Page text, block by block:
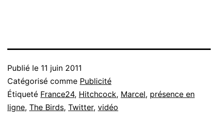
Publié le 11 juin 2011
Catégorisé comme Publicité
Étiqueté France24, Hitchcock, Marcel, présence en
ligne, The Birds, Twitter, vidéo